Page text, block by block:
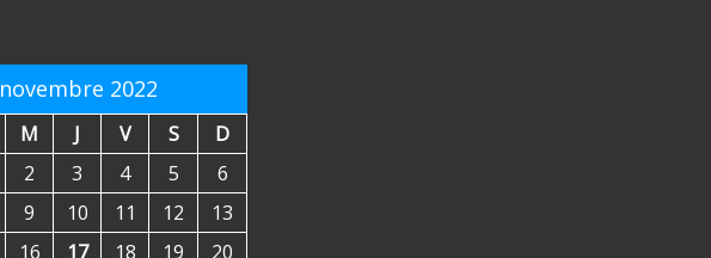
novembre 2022
M J V S
D
2 3 4 5
6
9 10 11 12
13
16 17 18 19 20